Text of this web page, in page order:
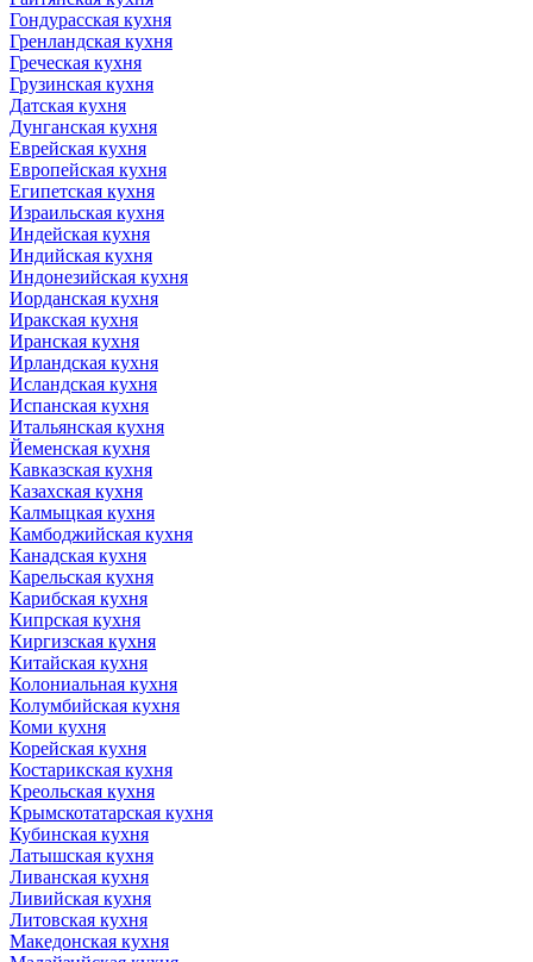
Гондурасская кухня
Гренландская кухня
Греческая кухня
Грузинская кухня
Датская кухня
Дунганская кухня
Еврейская кухня
Европейская кухня
Египетская кухня
Израильская кухня
Индейская кухня
Индийская кухня
Индонезийская кухня
Иорданская кухня
Иракская кухня
Иранская кухня
Ирландская кухня
Исландская кухня
Испанская кухня
Итальянская кухня
Йеменская кухня
Кавказская кухня
Казахская кухня
Калмыцкая кухня
Камбоджийская кухня
Канадская кухня
Карельская кухня
Карибская кухня
Кипрская кухня
Киргизская кухня
Китайская кухня
Колониальная кухня
Колумбийская кухня
Коми кухня
Корейская кухня
Костарикская кухня
Креольская кухня
Крымскотатарская кухня
Кубинская кухня
Латышская кухня
Ливанская кухня
Ливийская кухня
Литовская кухня
Македонская кухня